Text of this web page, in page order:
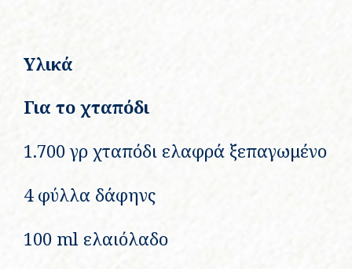
Υλικά
Για το χταπόδι
1.700 γρ χταπόδι ελαφρά ξεπαγωμένο
4 φύλλα δάφηνς
100 ml ελαιόλαδο